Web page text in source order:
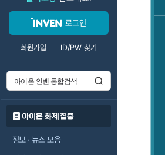
로그인
회원가입 ID/PW 찾기
아이온 화제 집중
정보 · 뉴스 모음